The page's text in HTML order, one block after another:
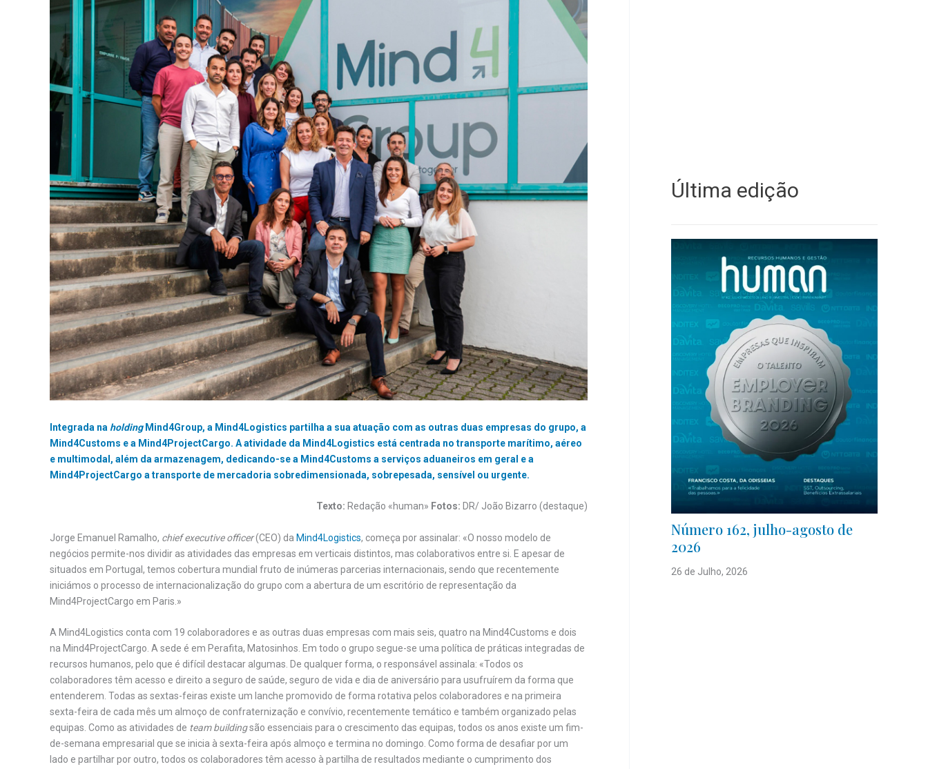
Integrada na holdingMind4Group, a Mind4Logistics partilha a sua atuação com as outras duas empresas do grupo, a
Mind4Customs e a Mind4ProjectCargo. A atividade da Mind4Logistics está centrada no transporte marítimo, aéreo
e multimodal, além da armazenagem, dedicando-se a Mind4Customs a serviços aduaneiros em geral e a
Mind4ProjectCargo a transporte de mercadoria sobredimensionada, sobrepesada, sensível ou urgente.
Texto: Redação «human» Fotos: DR/ João Bizarro (destaque)
Jorge Emanuel Ramalho, chief executive officer(CEO) da Mind4Logistics, começa por assinalar: «O nosso modelo de
negócios permite-nos dividir as atividades das empresas em verticais distintos, mas colaborativos entre si. E apesar de
situados em Portugal, temos cobertura mundial fruto de inúmeras parcerias internacionais, sendo que recentemente
iniciámos o processo de internacionalização do grupo com a abertura de um escritório de representação da
Mind4ProjectCargo em Paris.»
A Mind4Logistics conta com 19 colaboradores e as outras duas empresas com mais seis, quatro na Mind4Customs e dois
na Mind4ProjectCargo. A sede é em Perafita, Matosinhos. Em todo o grupo segue-se uma política de práticas integradas de
recursos humanos, pelo que é difícil destacar algumas. De qualquer forma, o responsável assinala: «Todos os
colaboradores têm acesso e direito a seguro de saúde, seguro de vida e dia de aniversário para usufruírem da forma que
entenderem. Todas as sextas-feiras existe um lanche promovido de forma rotativa pelos colaboradores e na primeira
sexta-feira de cada mês um almoço de confraternização e convívio, recentemente temático e também organizado pelas
equipas. Como as atividades de team buildingsão essenciais para o crescimento das equipas, todos os anos existe um fim-
de-semana empresarial que se inicia à sexta-feira após almoço e termina no domingo. Como forma de desafiar por um
lado e partilhar por outro, todos os colaboradores têm acesso à partilha de resultados mediante o cumprimento dos
Última edição
Número 162, julho-agosto de
2026
26 de Julho, 2026